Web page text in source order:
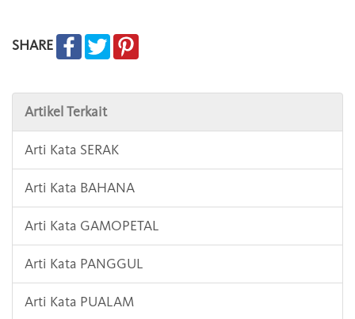
SHARE
Artikel Terkait
Arti Kata SERAK
Arti Kata BAHANA
Arti Kata GAMOPETAL
Arti Kata PANGGUL
Arti Kata PUALAM